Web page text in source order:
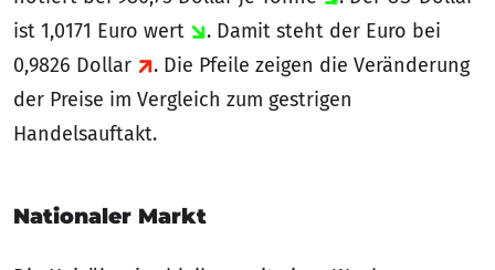
ist 1,0171 Euro wert
. Damit steht der Euro bei
0,9826 Dollar
. Die Pfeile zeigen die Veränderung
der Preise im Vergleich zum gestrigen
Handelsauftakt.
Nationaler Markt